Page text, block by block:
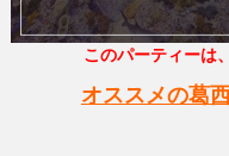
このパーティーは
オススメの葛